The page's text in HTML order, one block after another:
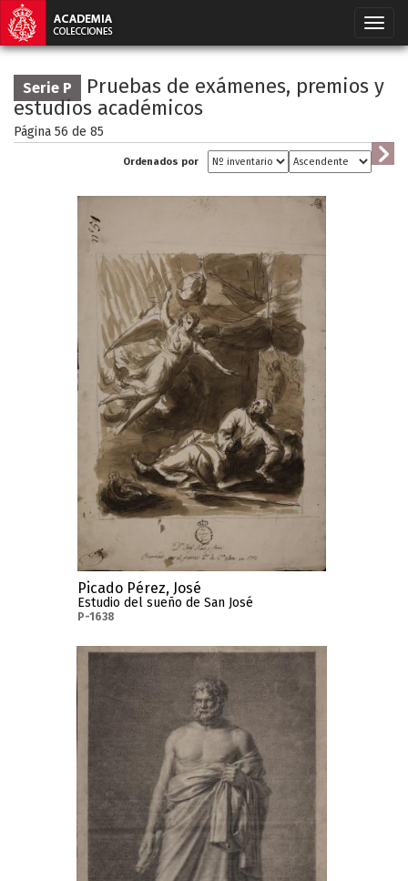
Serie P
Pruebas de exámenes, premios y
estudios académicos
Página 56 de 85
Ordenados por
Picado Pérez, José
Estudio del sueño de San José
P-1638